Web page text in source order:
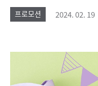
프로모션 2024. 02. 19